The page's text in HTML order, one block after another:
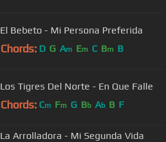
El Bebeto - Mi Persona Preferida
Chords: D G Am Em C Bm B
Los Tigres Del Norte - En Que Falle
Chords: Cm Fm G Bb Ab B F
La Arrolladora - Mi Segunda Vida